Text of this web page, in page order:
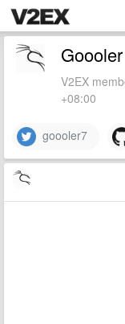
Goooler
V2EX
+08:00
goooler7